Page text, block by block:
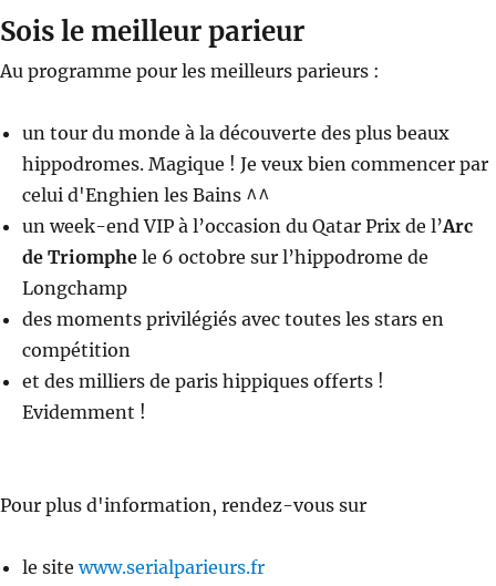
Sois le meilleur parieur
Au programme pour les meilleurs parieurs :
un tour du monde à la découverte des plus beaux
hippodromes. Magique ! Je veux bien commencer par
celui d'Enghien les Bains ^^
un week-end VIP à l’occasion du Qatar Prix de l’Arc
de Triomphe le 6 octobre sur l’hippodrome de
Longchamp
des moments privilégiés avec toutes les stars en
compétition
et des milliers de paris hippiques offerts !
Evidemment !
Pour plus d'information, rendez-vous sur
le sitewww.serialparieurs.fr